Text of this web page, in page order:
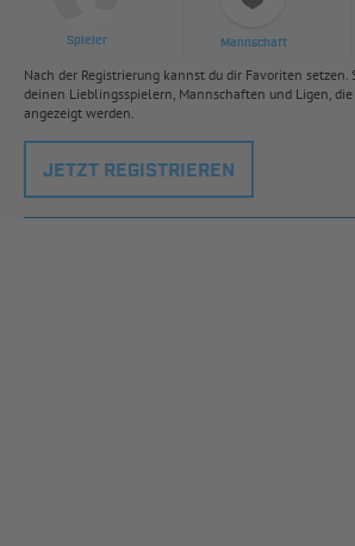
Spieler Mannschaft
Nach der Registrierung kannst du dir Favoriten setzen.
deinen Lieblingsspielern, Mannschaften und Ligen,
angezeigt werden.
JETZT REGISTRIEREN